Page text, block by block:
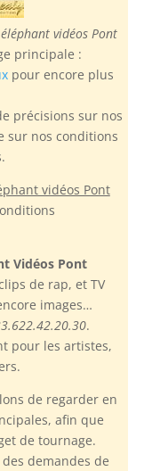
vidéos Pont
principale :
pour encore plus
précisions sur nos
sur nos conditions
vidéos Pont
Vidéos Pont
de rap, et TV
images…
.
pour les artistes,
de regarder en
afin que
de tournage.
demandes de